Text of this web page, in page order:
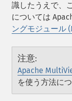
識したうえで、
については
ングモジュール
注意:
Apache
を使う方法に